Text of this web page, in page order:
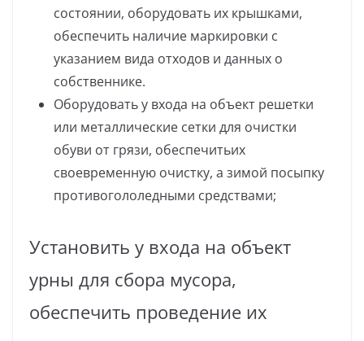
состоянии, оборудовать их крышками,
обеспечить наличие маркировки с
указанием вида отходов и данных о
собственнике.
Оборудовать у входа на объект решетки
или металлические сетки для очистки
обуви от грязи, обеспечитьих
своевременную очистку, а зимой посыпку
противогололедными средствами;
Установить у входа на объект
урны для сбора мусора,
обеспечить проведение их